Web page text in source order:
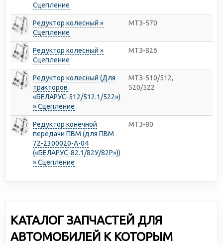
Сцепление
Редуктор колесный »
Сцепление
МТЗ-570
Редуктор колесный »
Сцепление
МТЗ-826
Редуктор колесный (Для
тракторов
«БЕЛАРУС-512/512.1/522»)
» Сцепление
МТЗ-510/512,
520/522
Редуктор конечной
передачи ПВМ (для ПВМ
72-2300020-А-04
(«БЕЛАРУС-82.1/82У/82Р»))
» Сцепление
МТЗ-80
КАТАЛОГ ЗАПЧАСТЕЙ ДЛЯ
АВТОМОБИЛЕЙ К КОТОРЫМ